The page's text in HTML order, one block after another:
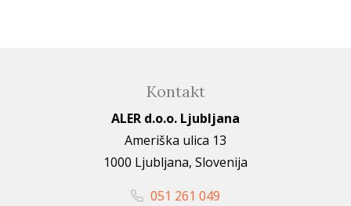
Kontakt
ALER d.o.o. Ljubljana
Ameriška ulica 13
1000 Ljubljana, Slovenija
051 261 049